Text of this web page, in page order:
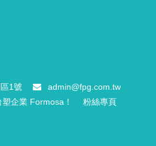
1號
admin@fpg.com.tw
塑企業 Formosa！ 粉絲專頁